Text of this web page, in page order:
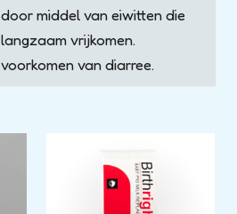
door middel van eiwitten die
langzaam vrijkomen.
voorkomen van diarree.